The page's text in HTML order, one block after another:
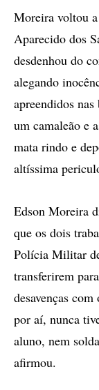
Moreira voltou
Aparecido dos
desdenhou do
alegando
apreendidos
um camaleão e
mata rindo e
altíssima
Edson Moreira
que os dois
Polícia Militar
transferirem
desavenças
por aí, nunca
aluno, nem
afirmou.